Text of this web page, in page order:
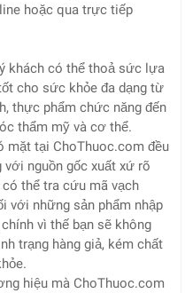
hoặc qua trực tiếp
khách có thể thoả sức lựa
cho sức khỏe đa dạng từ
thực phẩm chức năng đến
thẩm mỹ và cơ thể.
mặt tại ChoThuoc.com đều
với nguồn gốc xuất xứ rõ
có thể tra cứu mã vạch
với những sản phẩm nhập
vì thế bạn sẽ không
trạng hàng giả, kém chất
hiệu mà ChoThuoc.com